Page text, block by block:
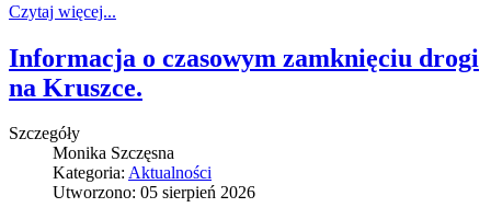
Czytaj więcej...
Informacja o czasowym zamknięciu drogi
na Kruszce.
Szczegóły
Monika Szczęsna
Kategoria: Aktualności
Utworzono: 05 sierpień 2026